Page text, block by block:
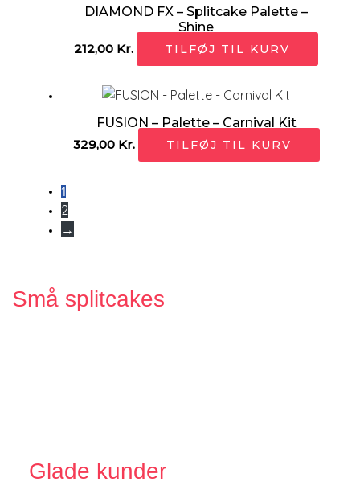
DIAMOND FX – Splitcake Palette –
Shine
212,00 Kr. TILFØJ TIL KURV
FUSION – Palette – Carnival Kit
329,00 Kr. TILFØJ TIL KURV
1
2
→
Små splitcakes
Glade kunder